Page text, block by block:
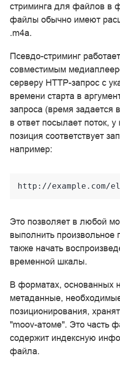
стриминга для файлов в
файлы обычно имеют
.m4a.
Псевдо-стриминг
совместимым
серверу HTTP-запрос с
времени старта в
запроса (время задается
в ответ посылает поток, у
позиция соответствует
например:
Это позволяет в любой
выполнить произвольное
также начать
временной шкалы.
В форматах, основанных
метаданные,
позиционирования,
"moov-атоме". Это часть
содержит индексную
файла.